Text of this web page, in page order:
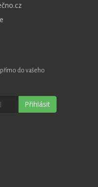
přímo do vašeho
Přihlásit